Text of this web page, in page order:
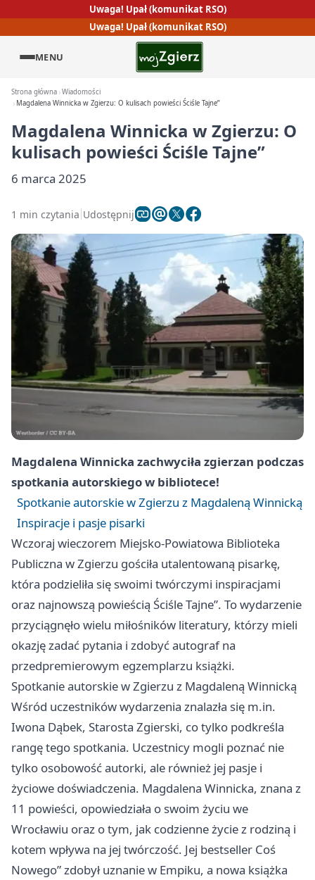
Uwaga! Upał (komunikat RSO)
Uwaga! Upał (komunikat RSO)
MENU
Strona główna Wiadomości
Magdalena Winnicka w Zgierzu: O kulisach powieści Ściśle Tajne”
Magdalena Winnicka w Zgierzu: O
kulisach powieści Ściśle Tajne”
6 marca 2025
1 min czytania Udostępnij
Magdalena Winnicka zachwyciła zgierzan podczas
spotkania autorskiego w bibliotece!
Spotkanie autorskie w Zgierzu z Magdaleną Winnicką
Inspiracje i pasje pisarki
Wczoraj wieczorem Miejsko-Powiatowa Biblioteka
Publiczna w Zgierzu gościła utalentowaną pisarkę,
która podzieliła się swoimi twórczymi inspiracjami
oraz najnowszą powieścią Ściśle Tajne”. To wydarzenie
przyciągnęło wielu miłośników literatury, którzy mieli
okazję zadać pytania i zdobyć autograf na
przedpremierowym egzemplarzu książki.
Spotkanie autorskie w Zgierzu z Magdaleną Winnicką
Wśród uczestników wydarzenia znalazła się m.in.
Iwona Dąbek, Starosta Zgierski, co tylko podkreśla
rangę tego spotkania. Uczestnicy mogli poznać nie
tylko osobowość autorki, ale również jej pasje i
życiowe doświadczenia. Magdalena Winnicka, znana z
11 powieści, opowiedziała o swoim życiu we
Wrocławiu oraz o tym, jak codzienne życie z rodziną i
kotem wpływa na jej twórczość. Jej bestseller Coś
Nowego” zdobył uznanie w Empiku, a nowa książka